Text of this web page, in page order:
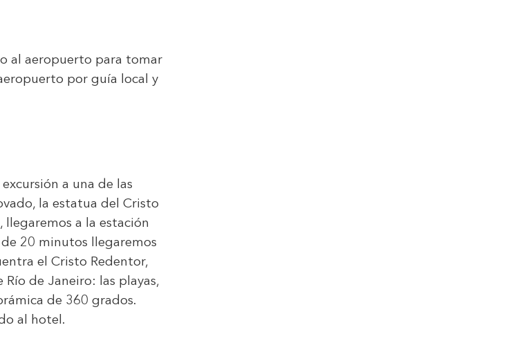
al aeropuerto para tomar
por guía local y
a una de las
la estatua del Cristo
llegaremos a la estación
20 minutos llegaremos
el Cristo Redentor,
de Janeiro: las playas,
de 360 grados.
al hotel.